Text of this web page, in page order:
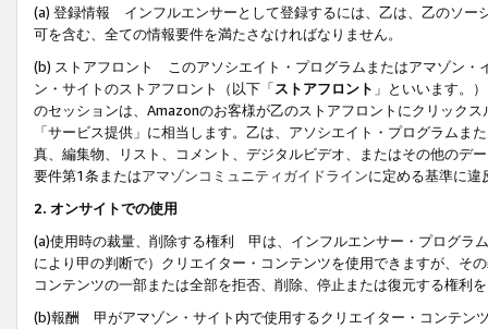
(a) 登録情報 インフルエンサーとして登録するには、乙は、乙のソー
可を含む、全ての情報要件を満たさなければなりません。
(b) ストアフロント このアソシエイト・プログラムまたはアマゾン・
ン・サイトのストアフロント（以下「ストアフロント 」といいます。
のセッションは、Amazonのお客様が乙のストアフロントにクリック
「サービス提供」に相当します。乙は、アソシエイト・プログラム
真、編集物、リスト、コメント、デジタルビデオ、またはその他のデ
要件第1条またはアマゾンコミュニティガイドラインに定める基準に違
2. オンサイトでの使用
(a)使用時の裁量、削除する権利 甲は、インフルエンサー・プログラ
により甲の判断で）クリエイター・コンテンツを使用できますが、そ
コンテンツの一部または全部を拒否、削除、停止または復元する権利
(b)報酬 甲がアマゾン・サイト内で使用するクリエイター・コンテン